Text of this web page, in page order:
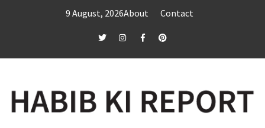
9 August, 2026About Contact
twitterInstagramFacebookPinterest